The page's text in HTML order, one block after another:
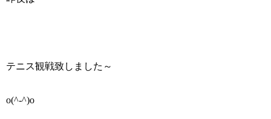
テニス観戦致しました～
o(^-^)o